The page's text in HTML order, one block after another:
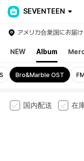
SEVENTEEN
アメリカ合衆国にお届け
NEW Album
Bro&Marble OST
国内配送 在